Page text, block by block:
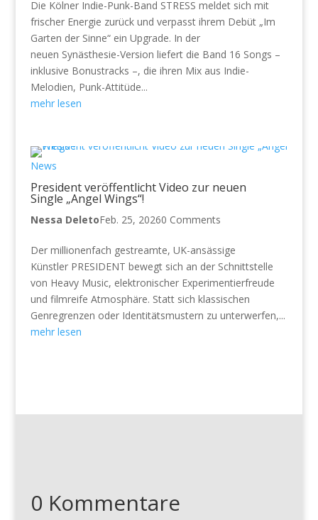
Die Kölner Indie-Punk-Band STRESS meldet sich mit
frischer Energie zurück und verpasst ihrem Debüt „Im
Garten der Sinne“ ein Upgrade. In der
neuen Synästhesie-Version liefert die Band 16 Songs –
inklusive Bonustracks –, die ihren Mix aus Indie-
Melodien, Punk-Attitüde...
mehr lesen
News
President veröffentlicht Video zur neuen
Single „Angel Wings“!
Nessa DeletoFeb. 25, 20260 Comments
Der millionenfach gestreamte, UK-ansässige
Künstler PRESIDENT bewegt sich an der Schnittstelle
von Heavy Music, elektronischer Experimentierfreude
und filmreife Atmosphäre. Statt sich klassischen
Genregrenzen oder Identitätsmustern zu unterwerfen,...
mehr lesen
0 Kommentare